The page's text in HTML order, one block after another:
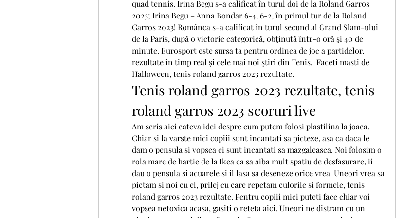
quad tennis. Irina Begu s-a calificat în turul doi de la Roland Garros
2023; Irina Begu – Anna Bondar 6-4, 6-2, în primul tur de la Roland
Garros 2023! Românca s-a calificat în turul secund al Grand Slam-ului
de la Paris, după o victorie categorică, obţinută într-o oră şi 40 de
minute. Eurosport este sursa ta pentru ordinea de joc a partidelor,
rezultate în timp real și cele mai noi știri din Tenis.  Faceti masti de
Halloween, tenis roland garros 2023 rezultate.
Tenis roland garros 2023 rezultate, tenis
roland garros 2023 scoruri live
Am scris aici cateva idei despre cum putem folosi plastilina la joaca.
Chiar si la varste mici copiii sunt incantati sa picteze, asa ca daca le
dam o pensula si vopsea ei sunt incantati sa mazgaleasca. Noi folosim o
rola mare de hartie de la Ikea ca sa aiba mult spatiu de desfasurare, ii
dau o pensula si acuarele si il lasa sa deseneze orice vrea. Uneori vrea sa
pictam si noi cu el, prilej cu care repetam culorile si formele, tenis
roland garros 2023 rezultate. Pentru copiii mici puteti face chiar voi
vopsea netoxica acasa, gasiti o reteta aici. Uneori ne distram cu un